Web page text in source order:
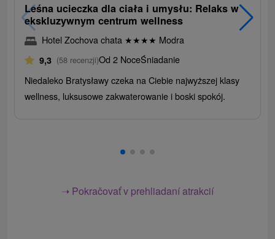
Leśna ucieczka dla ciała i umysłu: Relaks w
ekskluzywnym centrum wellness
Hotel Zochova chata ★★★★ Modra
9,3 (58 recenzji)Od 2 NoceŚniadanie
Niedaleko Bratysławy czeka na Ciebie najwyższej klasy
wellness, luksusowe zakwaterowanie i boski spokój.
➝ Pokračovať v prehliadaní atrakcií